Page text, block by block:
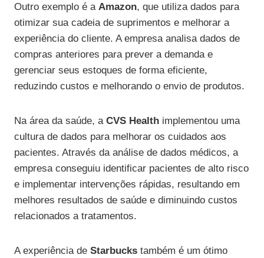
Outro exemplo é a Amazon, que utiliza dados para
otimizar sua cadeia de suprimentos e melhorar a
experiência do cliente. A empresa analisa dados de
compras anteriores para prever a demanda e
gerenciar seus estoques de forma eficiente,
reduzindo custos e melhorando o envio de produtos.
Na área da saúde, a CVS Health implementou uma
cultura de dados para melhorar os cuidados aos
pacientes. Através da análise de dados médicos, a
empresa conseguiu identificar pacientes de alto risco
e implementar intervenções rápidas, resultando em
melhores resultados de saúde e diminuindo custos
relacionados a tratamentos.
A experiência de Starbucks também é um ótimo